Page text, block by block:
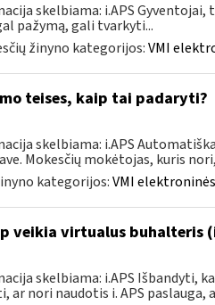
skelbiama: i.APS
pažymą, gali tvarkyti...
žinyno kategorijos:VMI
teises, kaip tai padaryti?
skelbiama: i.APS
Mokesčių mokėtojas, kuris
kategorijos:VMI
virtualus buhalteris
skelbiama: i.APS Išbandyti,
nori naudotis i. APS paslauga,